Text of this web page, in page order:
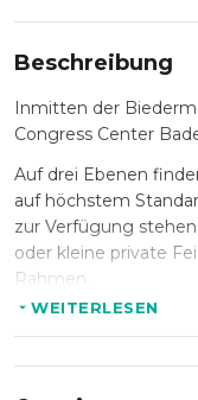
Beschreibung
Inmitten der
Congress Center
Auf drei Ebenen
auf höchstem
zur Verfügung
oder kleine private
Rahmen.
Die Säle:
WEITERLESEN